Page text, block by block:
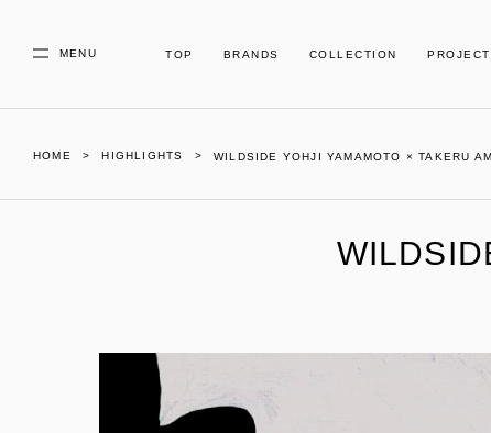
MENU TOP BRANDS COLLECTION
HOME HIGHLIGHTS WILDSIDE YOHJI YAMAMOTO × TAKERU